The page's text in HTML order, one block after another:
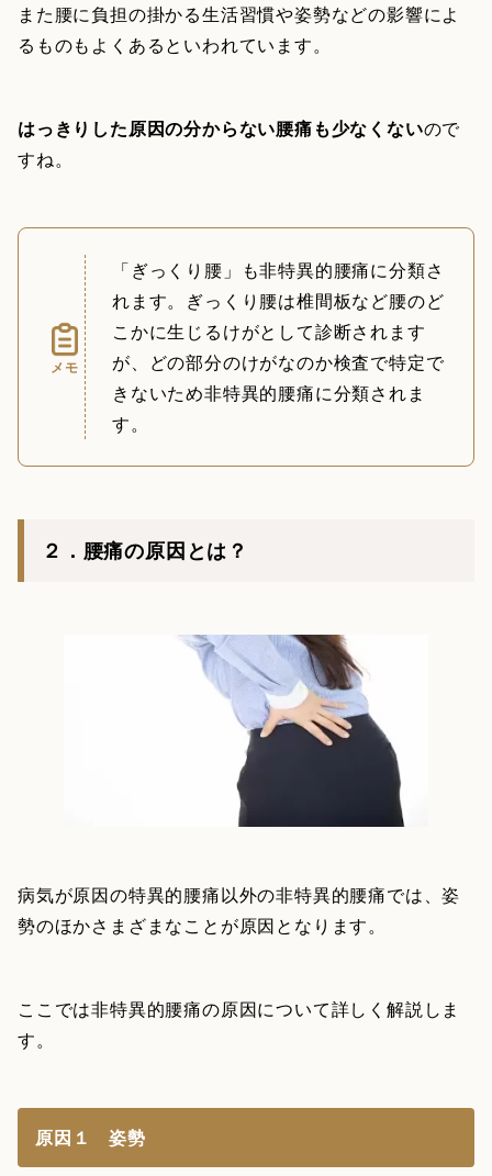
また腰に負担の掛かる生活習慣や姿勢などの影響によ
るものもよくあるといわれています。
はっきりした原因の分からない腰痛も少なくないので
すね。
メモ
「ぎっくり腰」も非特異的腰痛に分類さ
れます。ぎっくり腰は椎間板など腰のど
こかに生じるけがとして診断されます
が、どの部分のけがなのか検査で特定で
きないため非特異的腰痛に分類されま
す。
２．腰痛の原因とは？
病気が原因の特異的腰痛以外の非特異的腰痛では、姿
勢のほかさまざまなことが原因となります。
ここでは非特異的腰痛の原因について詳しく解説しま
す。
原因１ 姿勢